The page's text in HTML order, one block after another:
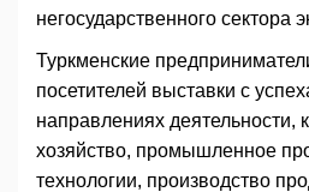
негосударственного сектора
Туркменские
посетителей выставки с
направлениях деятельности,
хозяйство, промышленное
технологии, производство